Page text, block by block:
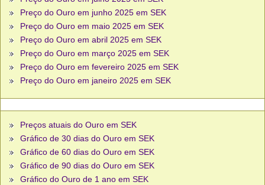
Preço do Ouro em junho 2025 em SEK
Preço do Ouro em maio 2025 em SEK
Preço do Ouro em abril 2025 em SEK
Preço do Ouro em março 2025 em SEK
Preço do Ouro em fevereiro 2025 em SEK
Preço do Ouro em janeiro 2025 em SEK
Preços atuais do Ouro em SEK
Gráfico de 30 dias do Ouro em SEK
Gráfico de 60 dias do Ouro em SEK
Gráfico de 90 dias do Ouro em SEK
Gráfico do Ouro de 1 ano em SEK